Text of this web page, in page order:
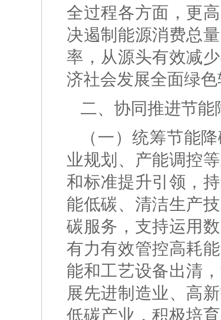
全过程各方面，更
决遏制能源消费总
率，从源头有效减
济社会发展全面绿
二、协同推进节能
（一）统筹节能
业规划、产能调控
和标准提升引领，
能低碳、清洁生产
碳服务，支持运用
有力有效管控高耗
能和工艺设备出清
展先进制造业、高
低碳产业，积极培